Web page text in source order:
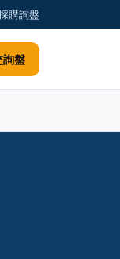
購詢盤
詢盤